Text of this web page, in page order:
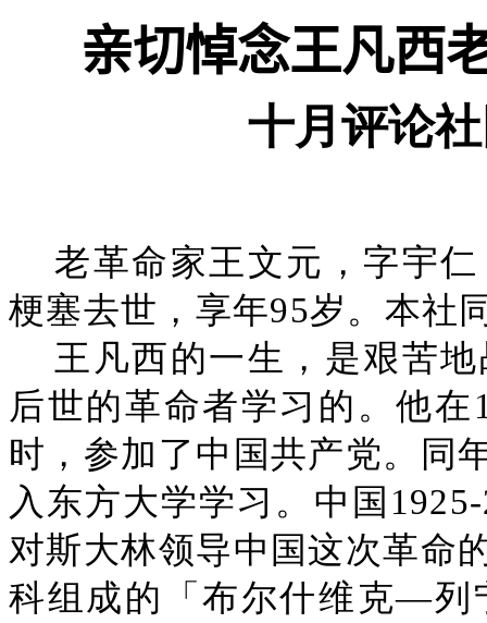
亲切悼念王凡西
十月评论
老革命家王文元，字宇
梗塞去世，享年95岁。本社
王凡西的一生，是艰苦
后世的革命者学习的。他
时，参加了中国共产党。同
入东方大学学习。中国
对斯大林领导中国这次革命
科组成的「布尔什维克—列